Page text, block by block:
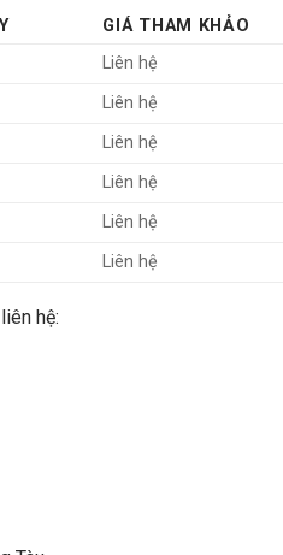
GIÁ THAM KHẢO
Liên hệ
Liên hệ
Liên hệ
Liên hệ
Liên hệ
Liên hệ
hệ: